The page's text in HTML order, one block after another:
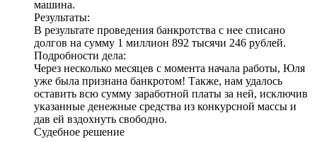
машина.
Результаты:
В результате проведения банкротства с нее списано
долгов на сумму 1 миллион 892 тысячи 246 рублей.
Подробности дела:
Через несколько месяцев с момента начала работы, Юля
уже была признана банкротом! Также, нам удалось
оставить всю сумму заработной платы за ней, исключив
указанные денежные средства из конкурсной массы и
дав ей вздохнуть свободно.
Судебное решение